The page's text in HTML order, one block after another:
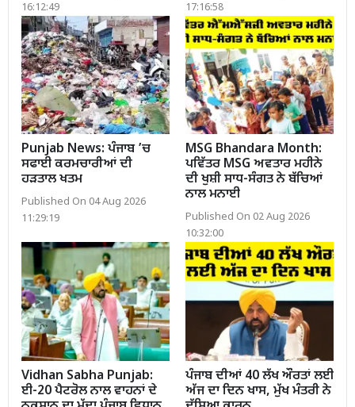
16:12:49
17:16:58
Punjab News: ਪੰਜਾਬ ’ਚ
ਸਫਾਈ ਕਰਮਚਾਰੀਆਂ ਦੀ
ਹੜਤਾਲ ਖਤਮ
Published On 04 Aug 2026
11:29:19
MSG Bhandara Month:
ਪਵਿੱਤਰ MSG ਅਵਤਾਰ ਮਹੀਨੇ
ਦੀ ਖੁਸ਼ੀ ਸਾਧ-ਸੰਗਤ ਨੇ ਬੱਚਿਆਂ
ਨਾਲ ਮਨਾਈ
Published On 02 Aug 2026
10:32:00
Vidhan Sabha Punjab:
ਈ-20 ਪੈਟਰੋਲ ਨਾਲ ਵਾਹਨਾਂ ਦੇ
ਪੰਜਾਬ ਦੀਆਂ 40 ਲੱਖ ਔਰਤਾਂ ਲਈ
ਅੱਜ ਦਾ ਦਿਨ ਖਾਸ, ਮੁੱਖ ਮੰਤਰੀ ਨੇ